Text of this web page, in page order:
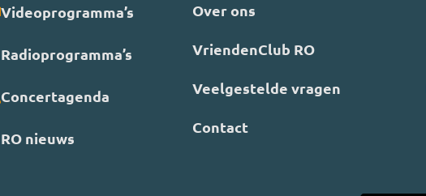
Video­programma’s
Radio­programma’s
Concertagenda
RO nieuws
Over ons
VriendenClub RO
Veelgestelde vragen
Contact